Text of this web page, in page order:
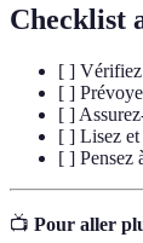
Checklist
[ ] Vérifiez
[ ]
[ ]
[ ] Lisez et
[ ] Pensez
📺 Pour aller